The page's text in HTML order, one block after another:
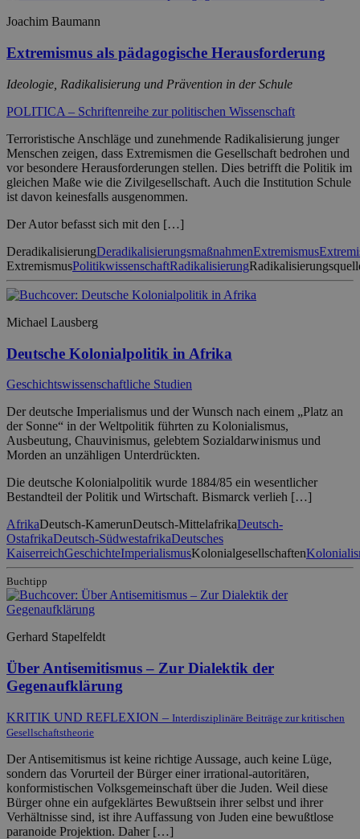
Joachim Baumann
Extremismus als pädagogische Herausforderung
Ideologie, Radikalisierung und Prävention in der Schule
POLITICA – Schriftenreihe zur politischen Wissenschaft
Terroristische Anschläge und zunehmende Radikalisierung junger
Menschen zeigen, dass Extremismen die Gesellschaft bedrohen und
vor besondere Herausforderungen stellen. Dies betrifft die Politik im
gleichen Maße wie die Zivilgesellschaft. Auch die Institution Schule
ist davon keinesfalls ausgenommen.
Der Autor befasst sich mit den […]
DeradikalisierungDeradikalisierungsmaßnahmenExtremismus
ExtremismusPolitikwissenschaftRadikalisierung
Michael Lausberg
Deutsche Kolonialpolitik in Afrika
Geschichtswissenschaftliche Studien
Der deutsche Imperialismus und der Wunsch nach einem „Platz an
der Sonne“ in der Weltpolitik führten zu Kolonialismus,
Ausbeutung, Chauvinismus, gelebtem Sozialdarwinismus und
Morden an unzähligen Unterdrückten.
Die deutsche Kolonialpolitik wurde 1884/85 ein wesentlicher
Bestandteil der Politik und Wirtschaft. Bismarck verlieh […]
AfrikaDeutsch-KamerunDeutsch-MittelafrikaDeutsch-
OstafrikaDeutsch-SüdwestafrikaDeutsches
KaiserreichGeschichteImperialismusKolonialgesellschaften
Buchtipp
Gerhard Stapelfeldt
Über Antisemitismus – Zur Dialektik der
Gegenaufklärung
KRITIK UND REFLEXION – Interdisziplinäre Beiträge zur kritischen
Gesellschaftstheorie
Der Antisemitismus ist keine richtige Aussage, auch keine Lüge,
sondern das Vorurteil der Bürger einer irrational-autoritären,
konformistischen Volksgemeinschaft über die Juden. Weil diese
Bürger ohne ein aufgeklärtes Bewußtsein ihrer selbst und ihrer
Verhältnisse sind, ist ihre Auffassung von Juden eine bewußtlose
paranoide Projektion. Daher […]